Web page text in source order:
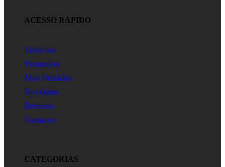
ACESSO RÁPIDO
Sobre nós
Promoções
Mais Vendidos
Novidades
Revenda
Contactos
CATEGORIAS